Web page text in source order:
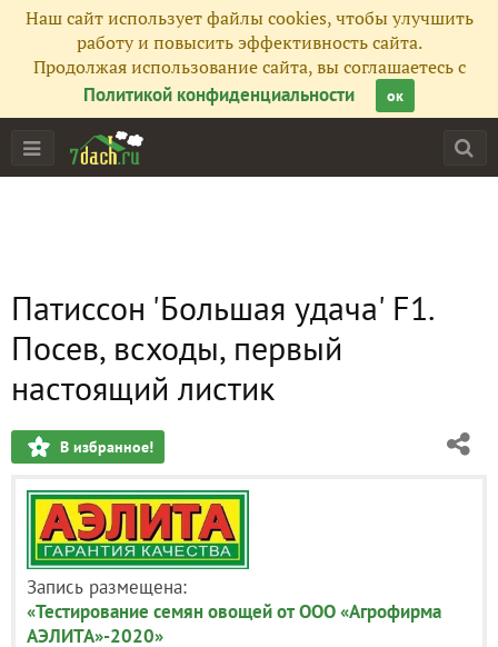
Наш сайт использует файлы cookies, чтобы улучшить
работу и повысить эффективность сайта.
Продолжая использование сайта, вы соглашаетесь с
Политикой конфиденциальности
ок
Патиссон 'Большая удача' F1.
Посев, всходы, первый
настоящий листик
В избранное!
Запись размещена:
«Тестирование семян овощей от ООО «Агрофирма
АЭЛИТА»-2020»